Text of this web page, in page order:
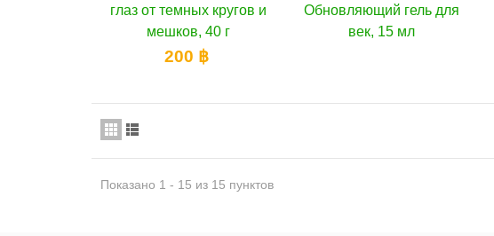
глаз от темных кругов и
мешков, 40 г
200 ฿
Обновляющий гель для
век, 15 мл
Показано 1 - 15 из 15 пунктов